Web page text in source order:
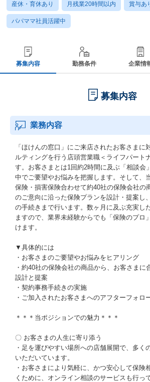
産休・育休あり 月残業20時間以内 賞与あ
パパママ社員活躍中
募集内容 勤務条件 企業情
募集内容
業務内容
「ほけんの窓口」にご来店されたお客さまに
ルティングを行う店頭営業職＜ライフパート
す。お客さまとは1回約2時間に及ぶ「相談会
中でご要望やお悩みを把握します。そして、
保険・損害保険合わせて約40社の保険会社の
のご意向に沿った保険プランを設計・提案し
の手続きまで行います。数ヶ月に及ぶ充実し
ますので、業界未経験からでも「保険のプロ
けます。
▼具体的には
・お客さまのご要望やお悩みをヒアリング
・約40社の保険会社の商品から、お客さまに
設計と提案
・契約事務手続きの実施
・ご加入されたお客さまへのアフターフォロ
＊＊＊当ポジションでの魅力＊＊＊
〇 お客さまの人生に寄り添う
・足を運びやすい場所への店舗展開で、多く
いただいています。
・お客さまにより気軽に、かつ安心して保険
くために、オンライン相談のサービスも行っ